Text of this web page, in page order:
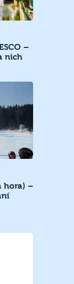
–
nich
hora) –